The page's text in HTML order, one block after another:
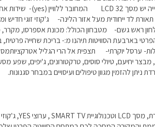
ניתן להזמין מגוון טיפולים ועיסויים במבחר סגנונות.